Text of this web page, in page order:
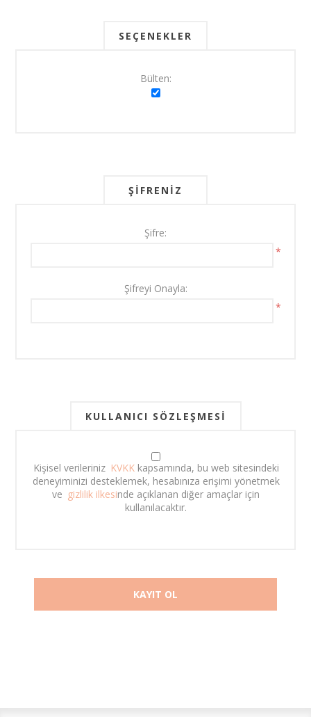
SEÇENEKLER
Bülten:
ŞIFRENIZ
Şifre:
*
Şifreyi Onayla:
*
KULLANICI SÖZLEŞMESI
Kişisel verileriniz KVKK kapsamında, bu web sitesindeki
deneyiminizi desteklemek, hesabınıza erişimi yönetmek
ve gizlilik ilkesinde açıklanan diğer amaçlar için
kullanılacaktır.